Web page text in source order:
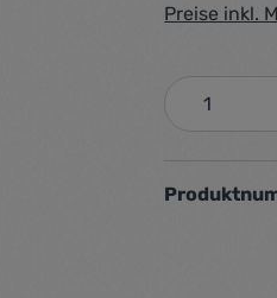
Preise inkl.
Produkt